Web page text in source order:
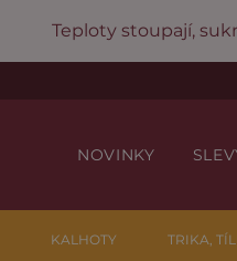
Teploty stoupají,
NOVINKY
KALHOTY TRIKA,